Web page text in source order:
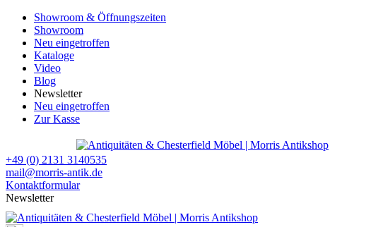
Showroom & Öffnungszeiten
Showroom
Neu eingetroffen
Kataloge
Video
Blog
Newsletter
Neu eingetroffen
Zur Kasse
+49 (0) 2131 3140535
mail@morris-antik.de
Kontaktformular
Newsletter